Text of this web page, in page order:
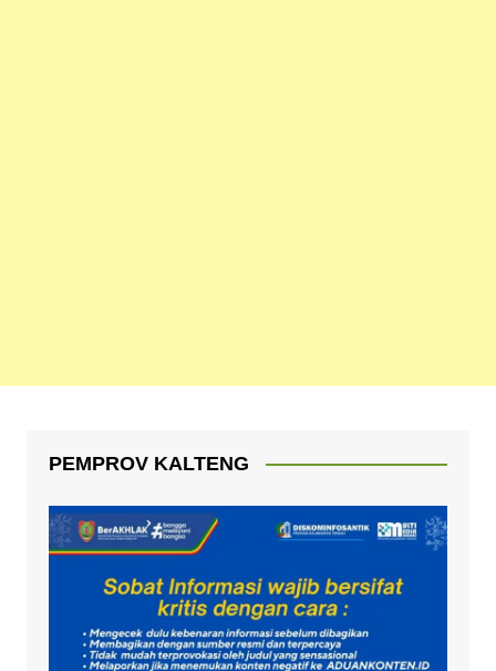
PEMPROV KALTENG